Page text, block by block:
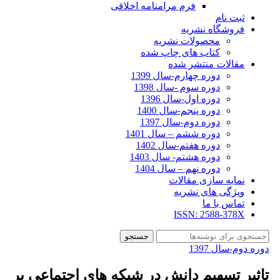
فرم مرامنامه اخلاقی
ثبت نام
فروشگاه نشریه
محصولات نشریه
کتاب های چاپ شده
مقالات منتشر شده
دوره چهارم-سال 1399
دوره سوم -سال 1398
دوره اول-سال 1396
دوره پنجم-سال 1400
دوره دوم-سال 1397
دوره ششم – سال 1401
دوره هفتم-سال 1402
دوره هشتم- سال 1403
دوره نهم – سال 1404
نمایه سازی مقالات
ویژگی های نشریه
تماس با ما
ISSN: 2588-378X
جستجو
دوره دوم-سال 1397
تاثیر تسهیم دانش در شبکه های اجتماعی بر